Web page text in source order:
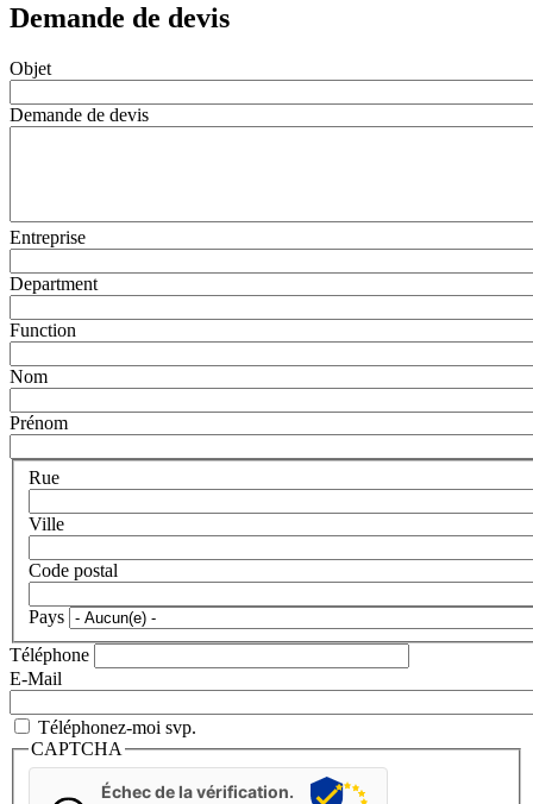
Demande de devis
Objet
Demande de devis
Entreprise
Department
Function
Nom
Prénom
Rue
Ville
Code postal
Pays
Téléphone
E-Mail
Téléphonez-moi svp.
CAPTCHA
Échec de la vérification.